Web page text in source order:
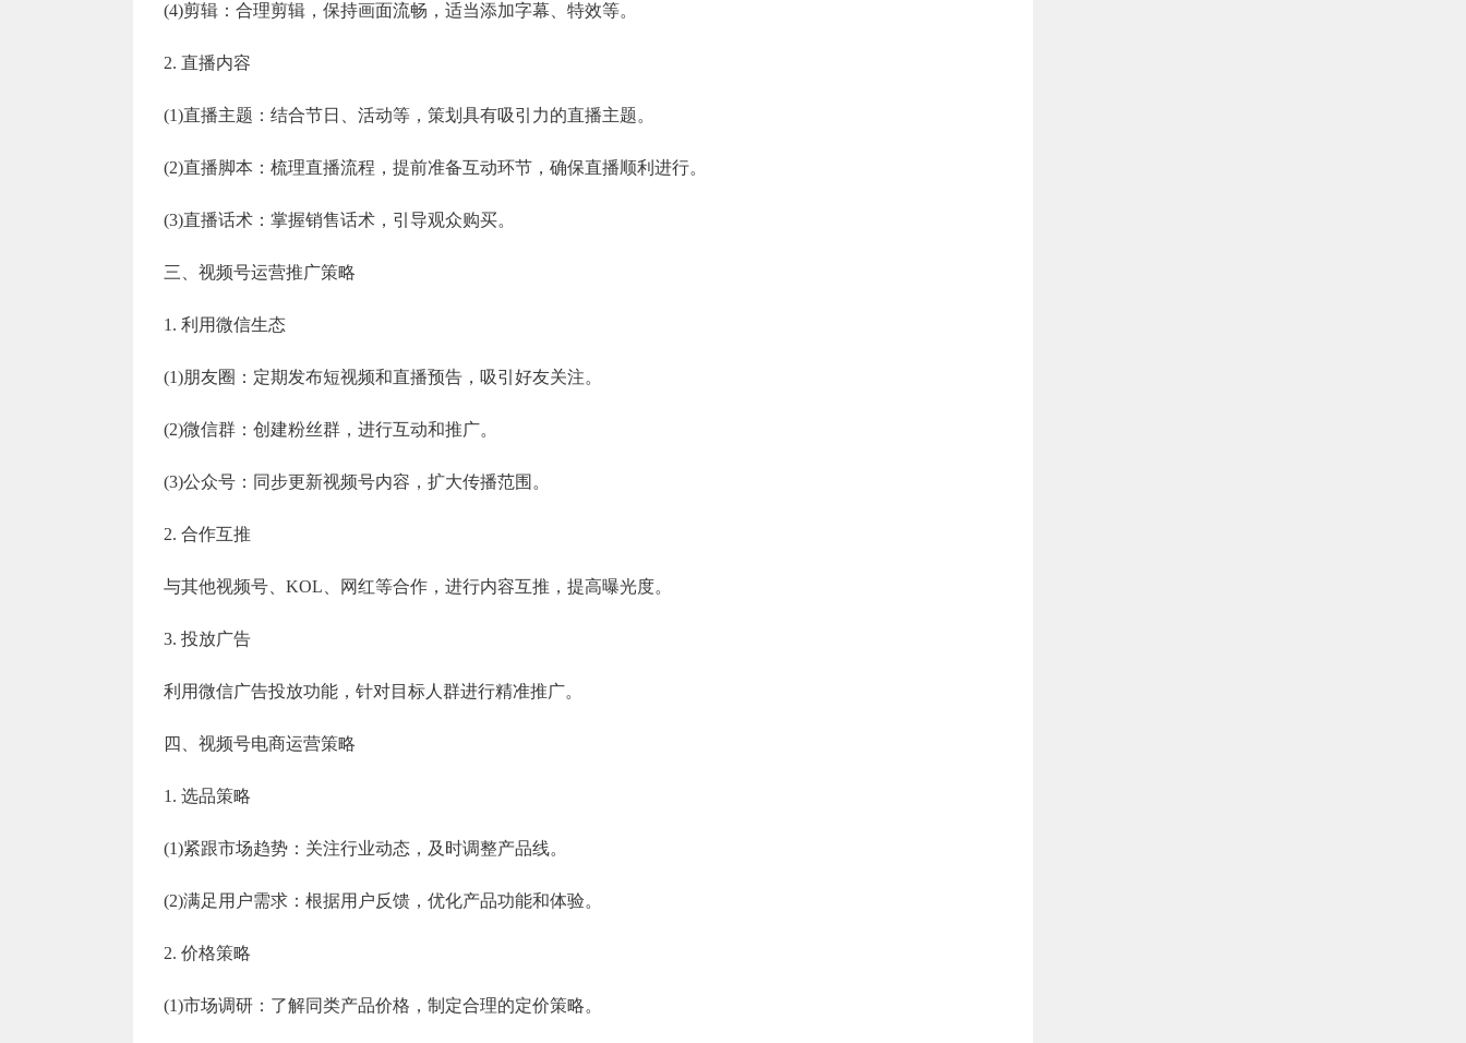
(4)剪辑：合理剪辑，保持画面流畅，适当添加字幕、特效等。
2. 直播内容
(1)直播主题：结合节日、活动等，策划具有吸引力的直播主题。
(2)直播脚本：梳理直播流程，提前准备互动环节，确保直播顺利进行。
(3)直播话术：掌握销售话术，引导观众购买。
三、视频号运营推广策略
1. 利用微信生态
(1)朋友圈：定期发布短视频和直播预告，吸引好友关注。
(2)微信群：创建粉丝群，进行互动和推广。
(3)公众号：同步更新视频号内容，扩大传播范围。
2. 合作互推
与其他视频号、KOL、网红等合作，进行内容互推，提高曝光度。
3. 投放广告
利用微信广告投放功能，针对目标人群进行精准推广。
四、视频号电商运营策略
1. 选品策略
(1)紧跟市场趋势：关注行业动态，及时调整产品线。
(2)满足用户需求：根据用户反馈，优化产品功能和体验。
2. 价格策略
(1)市场调研：了解同类产品价格，制定合理的定价策略。